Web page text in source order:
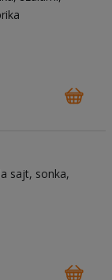
sajt sonka